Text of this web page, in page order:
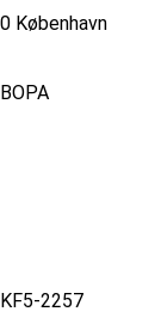
0 København
BOPA
KF5-2257